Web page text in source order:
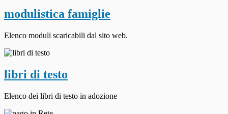
modulistica famiglie
Elenco moduli scaricabili dal sito web.
libri di testo
Elenco dei libri di testo in adozione